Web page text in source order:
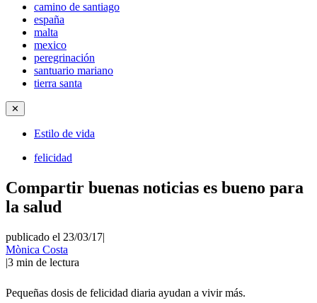
camino de santiago
españa
malta
mexico
peregrinación
santuario mariano
tierra santa
✕
Estilo de vida
felicidad
Compartir buenas noticias es bueno para
la salud
publicado el 23/03/17|
Mònica Costa
|3 min de lectura
Pequeñas dosis de felicidad diaria ayudan a vivir más.